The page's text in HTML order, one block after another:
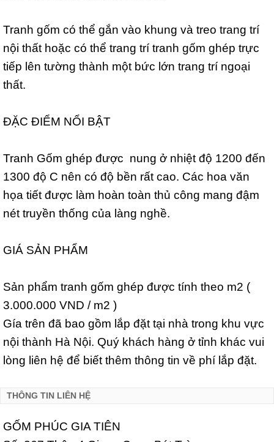
Tranh gốm có thể gắn vào khung và treo trang trí
nội thất hoặc có thể trang trí tranh gốm ghép trực
tiếp lên tường thành một bức lớn trang trí ngoại
thất.
ĐẶC ĐIỂM NỔI BẬT
Tranh Gốm ghép được nung ở nhiệt độ 1200 đến
1300 độ C nên có độ bền rất cao. Các hoa văn
họa tiết được làm hoàn toàn thủ công mang đậm
nét truyền thống của làng nghề.
GIÁ SẢN PHẨM
Sản phẩm tranh gốm ghép được tính theo m2 (
3.000.000 VND / m2 )
Gía trên đã bao gồm lắp đặt tại nhà trong khu vực
nội thành Hà Nội. Quý khách hàng ở tỉnh khác vui
lòng liên hệ để biết thêm thông tin về phí lắp đặt.
THÔNG TIN LIÊN HỆ
GỐM PHÚC GIA TIÊN